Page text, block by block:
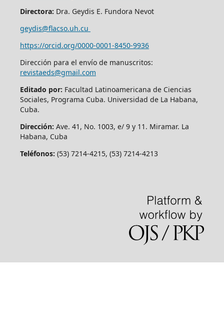
Directora: Dra. Geydis E. Fundora Nevot
geydis@flacso.uh.cu
https://orcid.org/0000-0001-8450-9936
Dirección para el envío de manuscritos:
revistaeds@gmail.com
Editado por: Facultad Latinoamericana de Ciencias
Sociales, Programa Cuba. Universidad de La Habana,
Cuba.
Dirección: Ave. 41, No. 1003, e/ 9 y 11. Miramar. La
Habana, Cuba
Teléfonos: (53) 7214-4215, (53) 7214-4213